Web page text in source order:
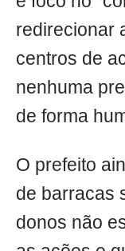
redirecionar
centros de
nenhuma
de forma
O prefeito
de barracas
donos não